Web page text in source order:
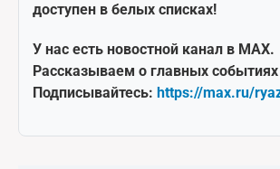
доступен в белых списках!
У нас есть новостной канал в MAX.
Рассказываем о главных событиях
Подписывайтесь: https://max.ru/